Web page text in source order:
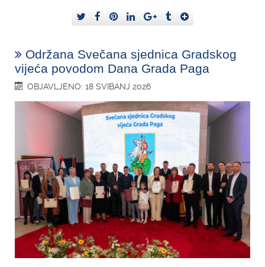
Održana Svečana sjednica Gradskog
vijeća povodom Dana Grada Paga
OBJAVLJENO: 18 SVIBANJ 2026